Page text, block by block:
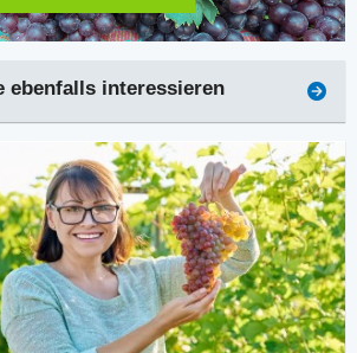
ebenfalls interessieren